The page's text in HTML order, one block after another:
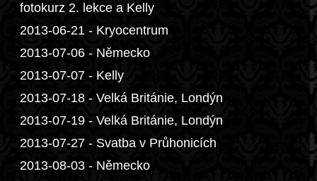
fotokurz 2. lekce a Kelly
2013-06-21 - Kryocentrum
2013-07-06 - Německo
2013-07-07 - Kelly
2013-07-18 - Velká Británie, Londýn
2013-07-19 - Velká Británie, Londýn
2013-07-27 - Svatba v Průhonicích
2013-08-03 - Německo